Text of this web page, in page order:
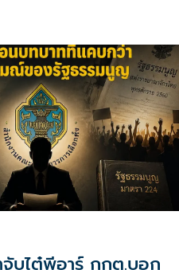
บไต๋พีอาร์ กกต.บอก